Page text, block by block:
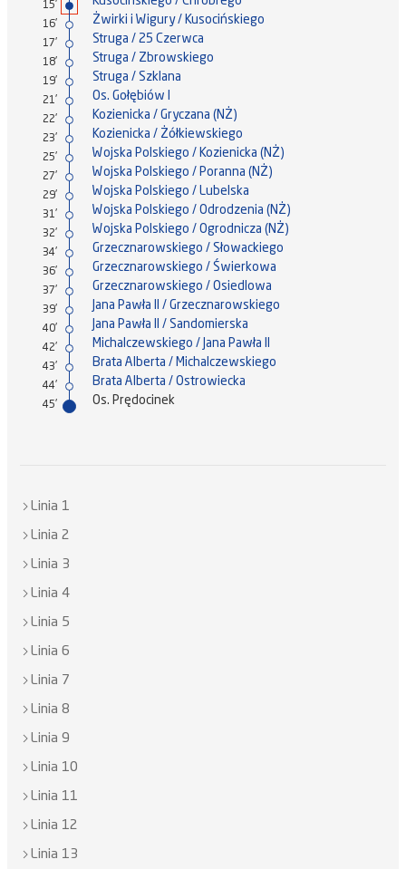
15'
16' Żwirki i Wigury / Kusocińskiego
17' Struga / 25 Czerwca
18' Struga / Zbrowskiego
19' Struga / Szklana
21' Os. Gołębiów I
22' Kozienicka / Gryczana (NŻ)
23' Kozienicka / Żółkiewskiego
25' Wojska Polskiego / Kozienicka (NŻ)
27' Wojska Polskiego / Poranna (NŻ)
29' Wojska Polskiego / Lubelska
31' Wojska Polskiego / Odrodzenia (NŻ)
32' Wojska Polskiego / Ogrodnicza (NŻ)
34' Grzecznarowskiego / Słowackiego
36' Grzecznarowskiego / Świerkowa
37' Grzecznarowskiego / Osiedlowa
39' Jana Pawła II / Grzecznarowskiego
40' Jana Pawła II / Sandomierska
42' Michalczewskiego / Jana Pawła II
43' Brata Alberta / Michalczewskiego
44' Brata Alberta / Ostrowiecka
45' Os. Prędocinek
Linia 1
Linia 2
Linia 3
Linia 4
Linia 5
Linia 6
Linia 7
Linia 8
Linia 9
Linia 10
Linia 11
Linia 12
Linia 13